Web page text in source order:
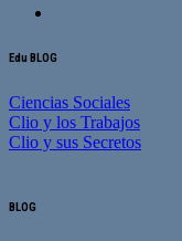
Edu BLOG
Ciencias Sociales
Clio y los Trabajos
Clio y sus Secretos
BLOG